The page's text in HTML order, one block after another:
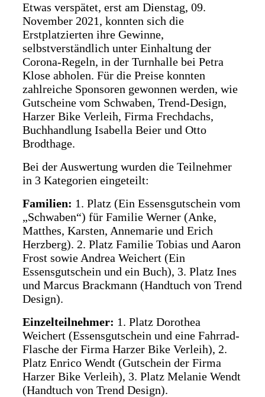
Etwas verspätet, erst am Dienstag, 09.
November 2021, konnten sich die
Erstplatzierten ihre Gewinne,
selbstverständlich unter Einhaltung der
Corona-Regeln, in der Turnhalle bei Petra
Klose abholen. Für die Preise konnten
zahlreiche Sponsoren gewonnen werden, wie
Gutscheine vom Schwaben, Trend-Design,
Harzer Bike Verleih, Firma Frechdachs,
Buchhandlung Isabella Beier und Otto
Brodthage.
Bei der Auswertung wurden die Teilnehmer
in 3 Kategorien eingeteilt:
Familien: 1. Platz (Ein Essensgutschein vom
„Schwaben“) für Familie Werner (Anke,
Matthes, Karsten, Annemarie und Erich
Herzberg). 2. Platz Familie Tobias und Aaron
Frost sowie Andrea Weichert (Ein
Essensgutschein und ein Buch), 3. Platz Ines
und Marcus Brackmann (Handtuch von Trend
Design).
Einzelteilnehmer: 1. Platz Dorothea
Weichert (Essensgutschein und eine Fahrrad-
Flasche der Firma Harzer Bike Verleih), 2.
Platz Enrico Wendt (Gutschein der Firma
Harzer Bike Verleih), 3. Platz Melanie Wendt
(Handtuch von Trend Design).